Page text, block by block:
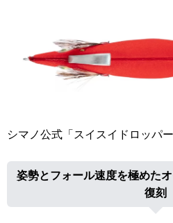
シマノ公式「スイスイドロッパ
姿勢とフォール速度を極めた
復刻